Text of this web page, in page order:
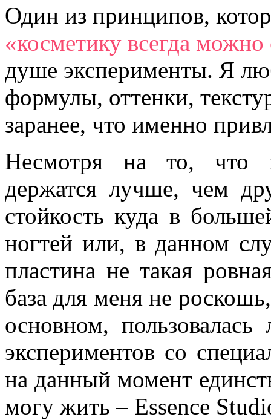
Один из принципов,
«косметику всегда
душе эксперименты. Я
формулы, оттенки,
заранее, что именно
Несмотря на то, что
держатся лучше, чем
стойкость куда в
ногтей или, в данном
пластина не такая
база для меня не
основном,
экспериментов со
на данный момент
могу жить – Essence